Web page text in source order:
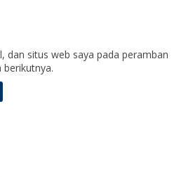
dan situs web saya pada peramban